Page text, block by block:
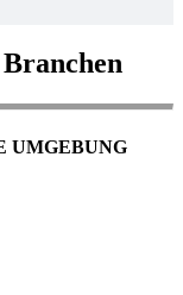
UMGEBUNG